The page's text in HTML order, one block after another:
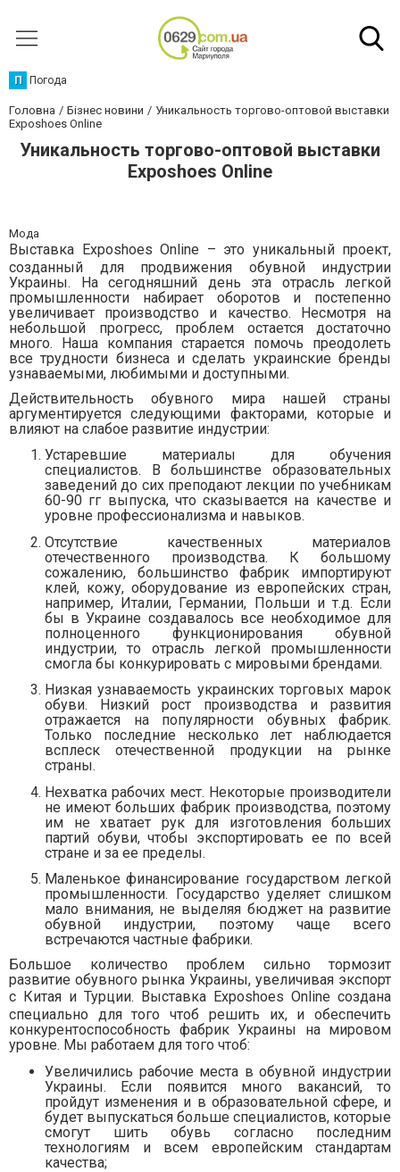
П Погода
Головна Бізнес новини
Уникальность торгово-оптовой выставки
Exposhoes Online
Уникальность торгово-оптовой выставки
Exposhoes Online
Мода
Выставка Exposhoes Online – это уникальный проект,
созданный для продвижения обувной индустрии
Украины. На сегодняшний день эта отрасль легкой
промышленности набирает оборотов и постепенно
увеличивает производство и качество. Несмотря на
небольшой прогресс, проблем остается достаточно
много. Наша компания старается помочь преодолеть
все трудности бизнеса и сделать украинские бренды
узнаваемыми, любимыми и доступными.
Действительность обувного мира нашей страны
аргументируется следующими факторами, которые и
влияют на слабое развитие индустрии:
Устаревшие материалы для обучения
специалистов. В большинстве образовательных
заведений до сих преподают лекции по учебникам
60-90 гг выпуска, что сказывается на качестве и
уровне профессионализма и навыков.
Отсутствие качественных материалов
отечественного производства. К большому
сожалению, большинство фабрик импортируют
клей, кожу, оборудование из европейских стран,
например, Италии, Германии, Польши и т.д. Если
бы в Украине создавалось все необходимое для
полноценного функционирования обувной
индустрии, то отрасль легкой промышленности
смогла бы конкурировать с мировыми брендами.
Низкая узнаваемость украинских торговых марок
обуви. Низкий рост производства и развития
отражается на популярности обувных фабрик.
Только последние несколько лет наблюдается
всплеск отечественной продукции на рынке
страны.
Нехватка рабочих мест. Некоторые производители
не имеют больших фабрик производства, поэтому
им не хватает рук для изготовления больших
партий обуви, чтобы экспортировать ее по всей
стране и за ее пределы.
Маленькое финансирование государством легкой
промышленности. Государство уделяет слишком
мало внимания, не выделяя бюджет на развитие
обувной индустрии, поэтому чаще всего
встречаются частные фабрики.
Большое количество проблем сильно тормозит
развитие обувного рынка Украины, увеличивая экспорт
с Китая и Турции. Выставка Exposhoes Online создана
специально для того чтоб решить их, и обеспечить
конкурентоспособность фабрик Украины на мировом
уровне. Мы работаем для того чтоб:
Увеличились рабочие места в обувной индустрии
Украины. Если появится много вакансий, то
пройдут изменения и в образовательной сфере, и
будет выпускаться больше специалистов, которые
смогут шить обувь согласно последним
технологиям и всем европейским стандартам
качества;